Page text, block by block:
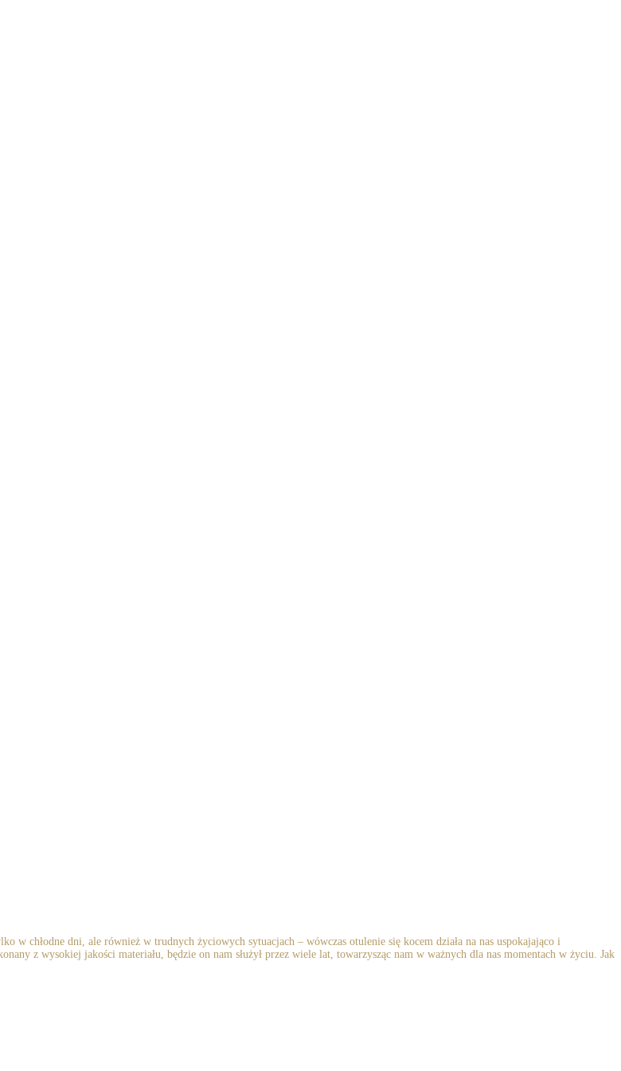
w chłodne dni, ale również w trudnych życiowych sytuacjach – wówczas otulenie się kocem działa na nas uspokajająco i
z wysokiej jakości materiału, będzie on nam służył przez wiele lat, towarzysząc nam w ważnych dla nas momentach w życiu. Jak